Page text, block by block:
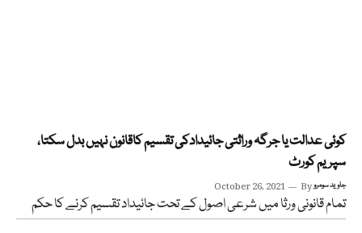
کوئی عدالت یا جرگہ وراثتی جائیدادکی تقسیم کاقانون نہیں بدل سکتا،
سپریم کورٹ
October 26, 2021 Byجاوید سومرو
تمام قانونی ورثا میں شرعی اصول کے تحت جائیداد تقسیم کرنے کا حکم